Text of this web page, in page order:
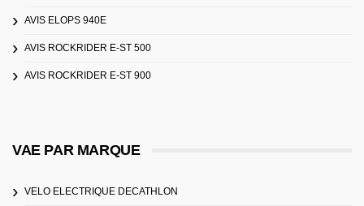
AVIS ELOPS 940E
AVIS ROCKRIDER E-ST 500
AVIS ROCKRIDER E-ST 900
VAE PAR MARQUE
VELO ELECTRIQUE DECATHLON